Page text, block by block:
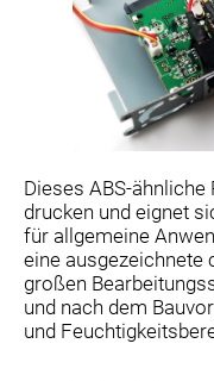
Dieses ABS-
drucken und eignet
für allgemeine
eine ausgezeichnete
großen
und nach dem
und